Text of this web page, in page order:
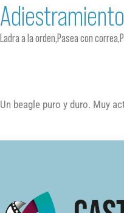
Adiestramiento
Ladra a la orden,Pasea con
Un beagle puro y duro. Muy